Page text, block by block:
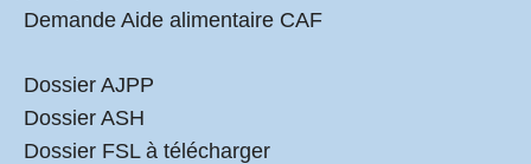
Demande Aide alimentaire CAF
Dossier AJPP
Dossier ASH
Dossier FSL à télécharger